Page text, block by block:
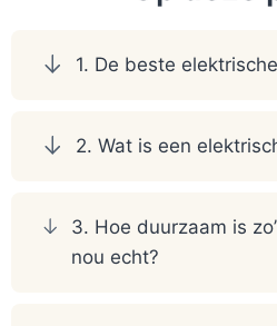
1. De beste
2. Wat is een
3. Hoe duurzaam is
nou echt?